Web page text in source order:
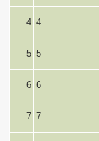
4 4
5 5
6 6
7 7